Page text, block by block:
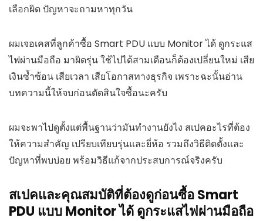
เลือกผิด ปัญหาจะถามหาทุกวัน
ผมเจอเคสที่ลูกค้าซื้อ Smart PDU แบบ Monitor ได้ ดูกระแส
ไฟผ่านมือถือ มาผิดรุ่น ใช้ไปได้สามเดือนก็ต้องเปลี่ยนใหม่ เสีย
เงินซ้ำซ้อน เสียเวลา เสียโอกาสทางธุรกิจ เพราะฉะนั้นอ่าน
บทความนี้ให้จบก่อนตัดสินใจซื้อนะครับ
ผมจะพาไปดูตั้งแต่พื้นฐานว่ามันทำงานยังไง สเปคอะไรที่ต้อง
ให้ความสำคัญ เปรียบเทียบรุ่นและยี่ห้อ รวมถึงวิธีติดตั้งและ
ปัญหาที่พบบ่อย พร้อมวิธีแก้จากประสบการณ์จริงครับ
สเปคและคุณสมบัติที่ต้องดูก่อนซื้อ Smart
PDU แบบ Monitor ได้ ดูกระแสไฟผ่านมือถือ